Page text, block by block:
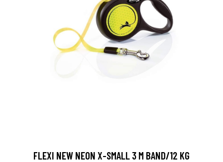
FLEXI NEW NEON X-SMALL 3 M BAND/12 KG